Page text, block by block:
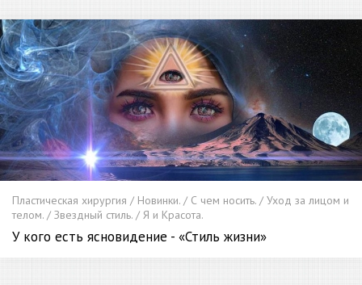
Пластическая хирургия / Новинки. / С чем носить. / Уход за лицом и
телом. / Звездный стиль. / Я и Красота.
У кого есть ясновидение - «Стиль жизни»